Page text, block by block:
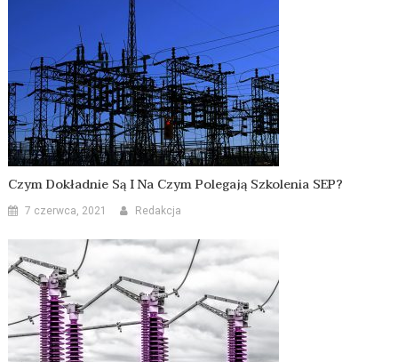
Czym Dokładnie Są I Na Czym Polegają Szkolenia SEP?
7 czerwca, 2021 Redakcja